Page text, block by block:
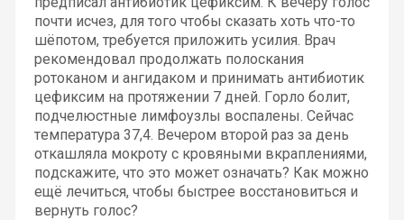
почти исчез, для того чтобы сказать хоть что-то
шёпотом, требуется приложить усилия. Врач
рекомендовал продолжать полоскания
ротоканом и ангидаком и принимать антибиотик
цефиксим на протяжении 7 дней. Горло болит,
подчелюстные лимфоузлы воспалены. Сейчас
температура 37,4. Вечером второй раз за день
откашляла мокроту с кровяными вкраплениями,
подскажите, что это может означать? Как можно
ещё лечиться, чтобы быстрее восстановиться и
вернуть голос?